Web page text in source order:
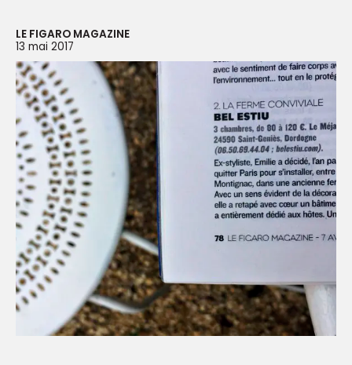
LE FIGARO MAGAZINE
13 mai 2017